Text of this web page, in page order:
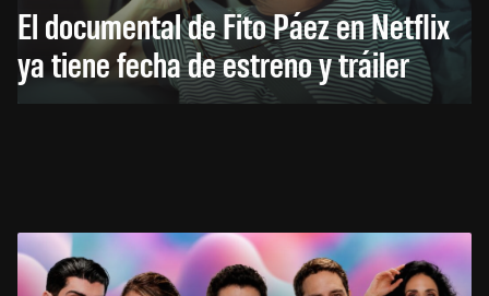
El documental de Fito Páez en Netflix
ya tiene fecha de estreno y tráiler